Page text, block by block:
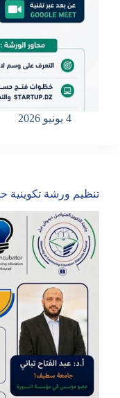
4 يونيو 2026
تنظيم ورشة تكوينية